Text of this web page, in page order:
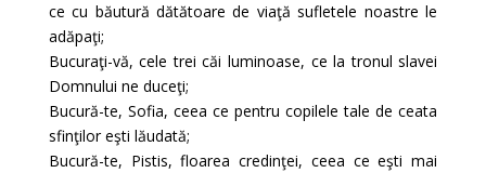
ce cu băutură dătătoare de viaţă sufletele noastre le
adăpaţi;
Bucuraţi-vă, cele trei căi luminoase, ce la tronul slavei
Domnului ne duceţi;
Bucură-te, Sofia, ceea ce pentru copilele tale de ceata
sfinţilor eşti lăudată;
Bucură-te, Pistis, floarea credinţei, ceea ce eşti mai